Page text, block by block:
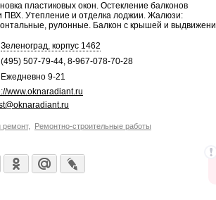
пластиковых окон. Остекление балконов
ПВХ. Утепление и отделка лоджии. Жалюзи:
рулонные. Балкон с крышей и
Зеленоград, корпус 1462
(495) 507-79-44, 8-967-078-70-28
Ежедневно 9-21
www.oknaradiant.ru
ремонт, Ремонтно-строительные работы